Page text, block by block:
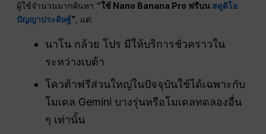
ผู้ใช้จำนวนมากค้นหา “ใช้ Nano Banana Pro ฟรีบน สตูดิโอ
ปัญญาประดิษฐ์” , แต่:
นาโน กล้วย โปร มีให้บริการชั่วคราวใน
ระหว่างเบต้า
โควต้าฟรีส่วนใหญ่ในปัจจุบันใช้ได้เฉพาะกับ
โมเดล Gemini บางรุ่นหรือโมเดลทดลองอื่น
ๆ เท่านั้น